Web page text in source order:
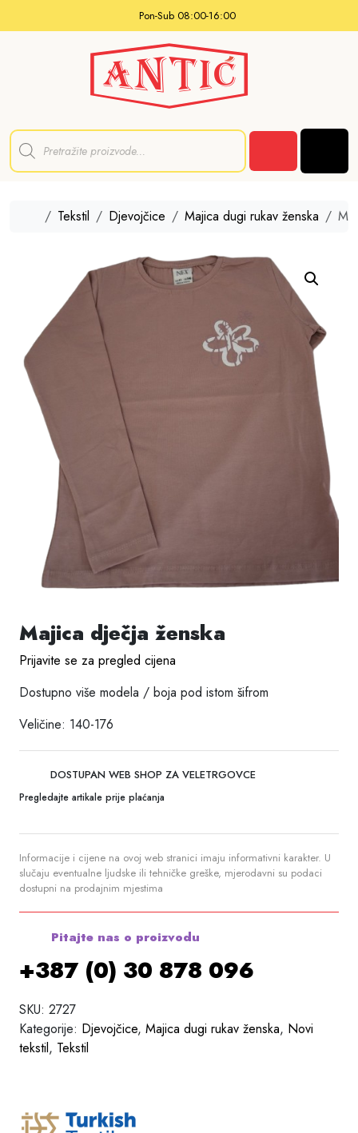
Pon-Sub 08:00-16:00
P
d
HomeTekstil Djevojčice Majica dugi rukav ženska
Majica dječja ženska
Prijavite se za pregled cijena
Dostupno više modela / boja pod istom šifrom
Veličine: 140-176
DOSTUPAN WEB SHOP ZA VELETRGOVCE
Pregledajte artikale prije plaćanja
Informacije i cijene na ovoj web stranici imaju informativni karakter. U
slučaju eventualne ljudske ili tehničke greške, mjerodavni su podaci
dostupni na prodajnim mjestima
Pitajte nas o proizvodu
+387 (0) 30 878 096
SKU: 2727
Kategorije: Djevojčice, Majica dugi rukav ženska, Novi
tekstil, Tekstil